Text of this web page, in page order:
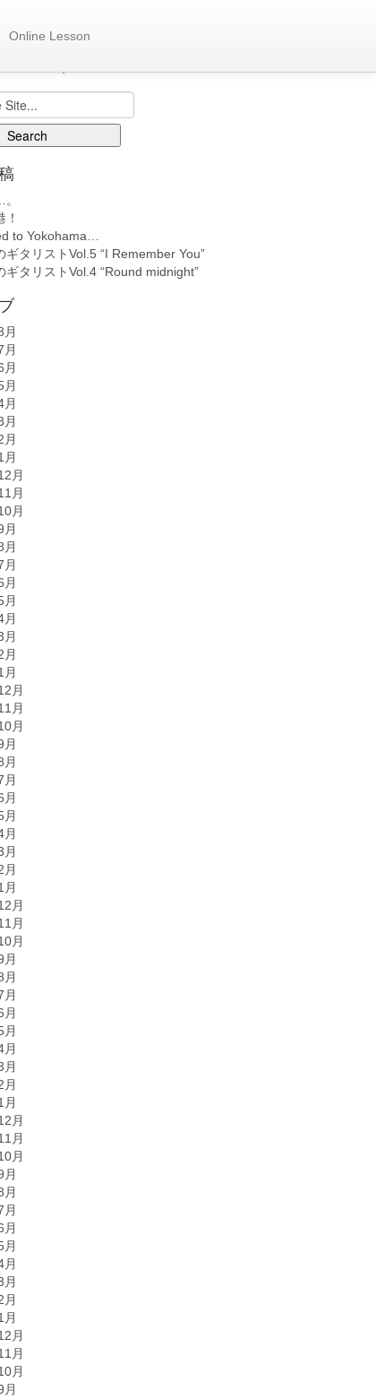
Online Lesson
へ
to Yokohama…
ギタリストVol.5 “I Remember You”
ギタリストVol.4 “Round midnight”
月
月
月
月
月
月
月
月
月
月
月
月
月
月
月
月
月
月
月
月
月
月
月
月
月
月
月
月
月
月
月
月
月
月
月
月
月
月
月
月
月
月
月
月
月
月
月
月
月
月
月
月
月
月
月
月
月
月
月
月